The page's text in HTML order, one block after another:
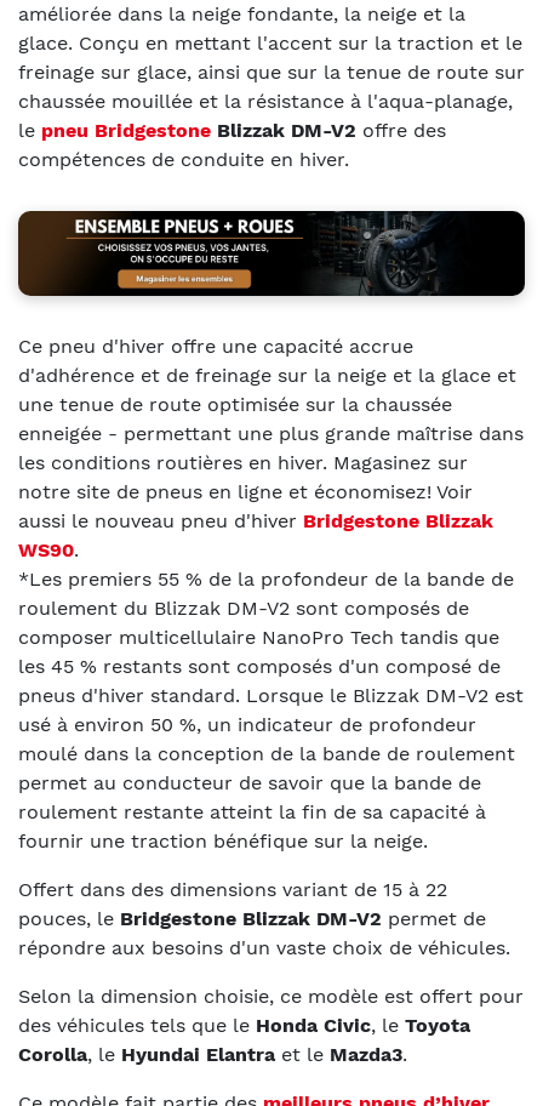
améliorée dans la neige fondante, la neige et la
glace. Conçu en mettant l'accent sur la traction et le
freinage sur glace, ainsi que sur la tenue de route sur
chaussée mouillée et la résistance à l'aqua-planage,
le pneu Bridgestone Blizzak DM-V2 offre des
compétences de conduite en hiver.
Ce pneu d'hiver offre une capacité accrue
d'adhérence et de freinage sur la neige et la glace et
une tenue de route optimisée sur la chaussée
enneigée - permettant une plus grande maîtrise dans
les conditions routières en hiver. Magasinez sur
notre site de pneus en ligne et économisez! Voir
aussi le nouveau pneu d'hiver Bridgestone Blizzak
WS90.
*Les premiers 55 % de la profondeur de la bande de
roulement du Blizzak DM-V2 sont composés de
composer multicellulaire NanoPro Tech tandis que
les 45 % restants sont composés d'un composé de
pneus d'hiver standard. Lorsque le Blizzak DM-V2 est
usé à environ 50 %, un indicateur de profondeur
moulé dans la conception de la bande de roulement
permet au conducteur de savoir que la bande de
roulement restante atteint la fin de sa capacité à
fournir une traction bénéfique sur la neige.
Offert dans des dimensions variant de 15 à 22
pouces, le Bridgestone Blizzak DM-V2 permet de
répondre aux besoins d'un vaste choix de véhicules.
Selon la dimension choisie, ce modèle est offert pour
des véhicules tels que le Honda Civic, le Toyota
Corolla, le Hyundai Elantraet le Mazda3.